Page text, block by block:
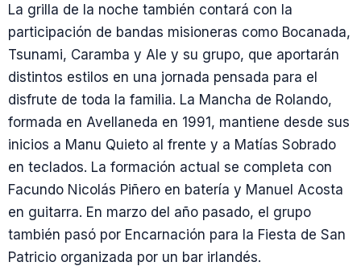
La grilla de la noche también contará con la
participación de bandas misioneras como Bocanada,
Tsunami, Caramba y Ale y su grupo, que aportarán
distintos estilos en una jornada pensada para el
disfrute de toda la familia. La Mancha de Rolando,
formada en Avellaneda en 1991, mantiene desde sus
inicios a Manu Quieto al frente y a Matías Sobrado
en teclados. La formación actual se completa con
Facundo Nicolás Piñero en batería y Manuel Acosta
en guitarra. En marzo del año pasado, el grupo
también pasó por Encarnación para la Fiesta de San
Patricio organizada por un bar irlandés.